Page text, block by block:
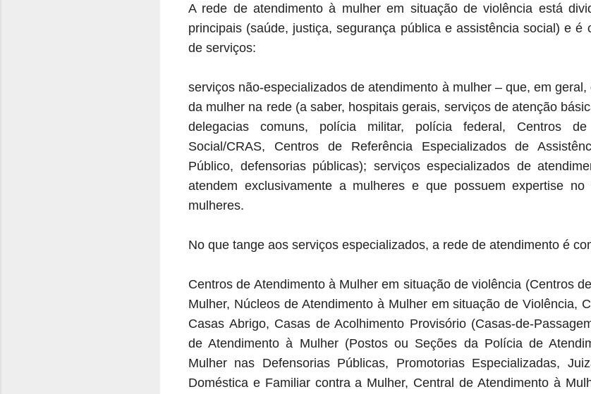
A rede de atendimento à mulher em situação de violência está
principais (saúde, justiça, segurança pública e assistência social) e é
de serviços:
serviços não-especializados de atendimento à mulher – que, em
da mulher na rede (a saber, hospitais gerais, serviços de atenção
delegacias comuns, polícia militar, polícia federal, Centros
Social/CRAS, Centros de Referência Especializados de
Público, defensorias públicas); serviços especializados de
atendem exclusivamente a mulheres e que possuem expertise
mulheres.
No que tange aos serviços especializados, a rede de atendimento é
Centros de Atendimento à Mulher em situação de violência (Centros
Mulher, Núcleos de Atendimento à Mulher em situação de Violência,
Casas Abrigo, Casas de Acolhimento Provisório (Casas-de-
de Atendimento à Mulher (Postos ou Seções da Polícia de
Mulher nas Defensorias Públicas, Promotorias Especializadas,
Doméstica e Familiar contra a Mulher, Central de Atendimento à